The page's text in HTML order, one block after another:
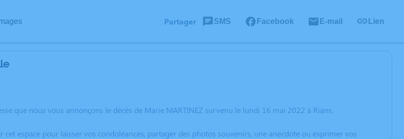
Partager SMS Facebook E-mail Lien
que nous vous annonçons le décès de Marie MARTINEZ survenu le lundi 16 mai 2022 à Rians.
espace pour laisser vos condoléances, partager des photos souvenirs, une anecdote ou exprimer vos